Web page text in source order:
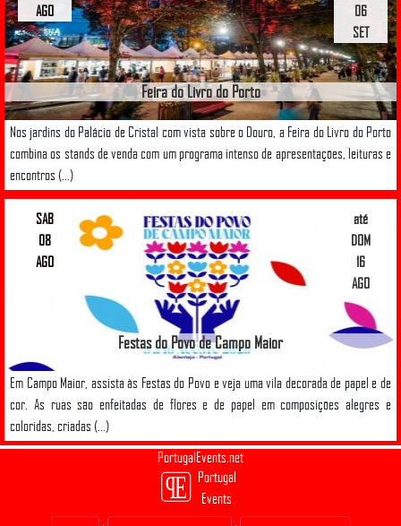
Feira do Livro do Porto
Nos jardins do Palácio de Cristal com vista sobre o Douro, a Feira do Livro do Porto
combina os stands de venda com um programa intenso de apresentações, leituras e
encontros (...)
06
SET
AGO
Festas do Povo de Campo Maior
Em Campo Maior, assista às Festas do Povo e veja uma vila decorada de papel e de
cor. As ruas são enfeitadas de flores e de papel em composições alegres e
coloridas, criadas (...)
até
DOM
16
AGO
SAB
08
AGO
PortugalEvents.net
Portugal
Events